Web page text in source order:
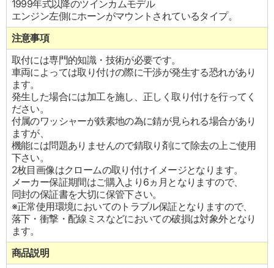
1999年式以降のツインカムモデル
エンジン左側にホーンがマウントされているタイプ。
注意事項
取付には専門的知識・技術が必要です。
車両によっては取り付けの際に干渉が発生する恐れがあり
ます。
発生した場合には加工を施し、正しく取り付けを行ってく
ださい。
付属のワッシャーが鉄素地の為に錆が見られる場合があり
ますが、
機能には問題ありませんので錆取り剤にて除去の上ご使用
下さい。
2枚目画像はクロームの取り付けイメージとなります。
メーカー保証期間はご購入より6ヵ月となりますので、
同封の保証書を大切に保管下さい。
※正常使用環境においてのトラブル保証となりますので、
落下・衝撃・配線ミスなどにおいての破損は対象外となり
ます。
商品説明